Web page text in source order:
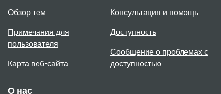
Обзор тем
Примечания для
пользователя
Карта веб-сайта
Консультация и помощь
Доступность
Сообщение о проблемах с
доступностью
О нас